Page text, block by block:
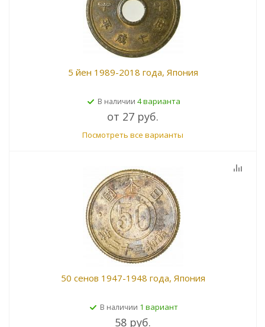
5 йен 1989-2018 года, Япония
В наличии 4 варианта
от 27 руб.
Посмотреть все варианты
50 сенов 1947-1948 года, Япония
В наличии 1 вариант
58 руб.